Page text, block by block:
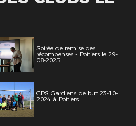
Soirée de remise des
récompenses - Poitiers le 29-
08-2025
CPS Gardiens de but 23-10-
2024 à Poitiers